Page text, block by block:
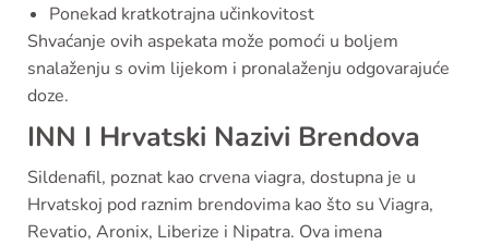
Ponekad kratkotrajna učinkovitost
Shvaćanje ovih aspekata može pomoći u boljem
snalaženju s ovim lijekom i pronalaženju odgovarajuće
doze.
INN I Hrvatski Nazivi Brendova
Sildenafil, poznat kao crvena viagra, dostupna je u
Hrvatskoj pod raznim brendovima kao što su Viagra,
Revatio, Aronix, Liberize i Nipatra. Ova imena